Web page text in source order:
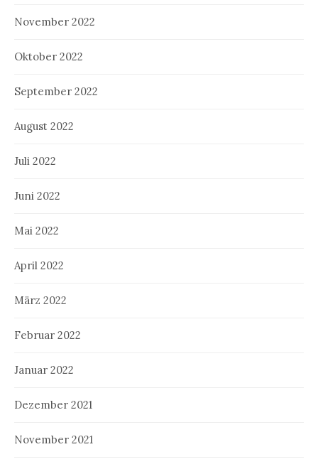
November 2022
Oktober 2022
September 2022
August 2022
Juli 2022
Juni 2022
Mai 2022
April 2022
März 2022
Februar 2022
Januar 2022
Dezember 2021
November 2021